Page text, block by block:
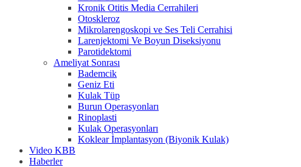
Kronik Otitis Media Cerrahileri
Otoskleroz
Mikrolarengoskopi ve Ses Teli Cerrahisi
Larenjektomi Ve Boyun Diseksiyonu
Parotidektomi
Ameliyat Sonrası
Bademcik
Geniz Eti
Kulak Tüp
Burun Operasyonları
Rinoplasti
Kulak Operasyonları
Koklear İmplantasyon (Biyonik Kulak)
Video KBB
Haberler